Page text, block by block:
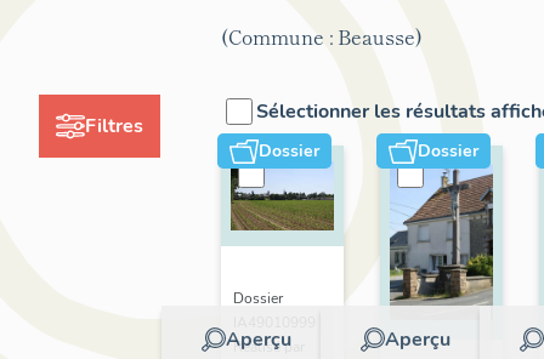
Filtres
(Commune : Beausse)
Sélectionner les résultats
Dossier
Aperçu
Dossier
Réalisé par
Dossier
Aperçu